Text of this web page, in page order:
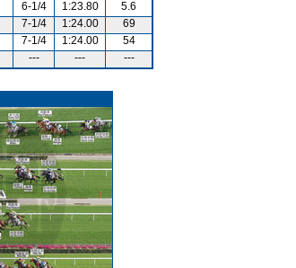
6-1/4 1:23.80
5.6
7-1/4 1:24.00
69
7-1/4 1:24.00
54
--- --- ---